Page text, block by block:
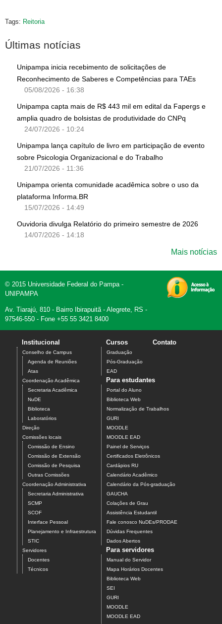
Tags: Reitoria
Últimas notícias
Unipampa inicia recebimento de solicitações de
Reconhecimento de Saberes e Competências para TAEs
05/08/2026 - 16:38
Unipampa capta mais de R$ 443 mil em edital da Fapergs e
amplia quadro de bolsistas de produtividade do CNPq
24/07/2026 - 10:24
Unipampa lança capítulo de livro em participação de evento
sobre Psicologia Organizacional e do Trabalho
21/07/2026 - 11:36
Unipampa orienta comunidade acadêmica sobre o uso da
plataforma Informa.BR
15/07/2026 - 14:49
Ouvidoria divulga Relatório do primeiro semestre de 2026
14/07/2026 - 14:18
Mais notícias
© 2015 Universidade Federal do Pampa -
UNIPAMPA
Av. Tiarajú, 810 - Bairro Ibirapuitã - Alegrete, RS -
97546-550 - Fone +55 55 3421 8400
Institucional
Conselho de Campus
Agenda de Reuniões
Atas
Coordenação Acadêmica
Secretaria Acadêmica
NuDE
Biblioteca
Laboratórios
Direção
Comissões locais
Comissão de Ensino
Comissão de Extensão
Comissão de Pesquisa
Outras Comissões
Coordenação Administrativa
Secretaria Administrativa
SCMP
SCOF
Interface Pessoal
Planejamento e Infraestrutura
STIC
Servidores
Docentes
Técnicos
Cursos
Graduação
Pós-Graduação
EAD
Contato
Para estudantes
Portal do Aluno
Biblioteca Web
Normalização de Trabalhos
GURI
MOODLE
MOODLE EAD
Painel de Serviços
Certificados Eletrônicos
Cardápios RU
Calendário Acadêmico
Calendário da Pós-graduação
GAUCHA
Colações de Grau
Assistência Estudantil
Fale conosco NuDEs/PRODAE
Dúvidas Frequentes
Dados Abertos
Para servidores
Manual do Servidor
Mapa Horários Docentes
Biblioteca Web
SEI
GURI
MOODLE
MOODLE EAD